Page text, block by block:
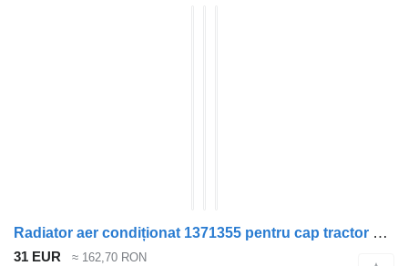
Radiator aer condiționat 1371355 pentru cap tractor DAF CF85
31 EUR ≈ 162,70 RON